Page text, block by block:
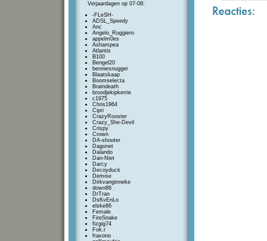
Verjaardagen op 07-08:
-FLeSH-
ADSL_Speedy
Anc
Angelo_Ruggiero
appelm0es
Ashampea
Atlantis
B100
Bengel20
benniesnugger
Blaatskaap
Boomselecta
Braindeath
broodjekipkerrie
c1975
Chris1964
Cipri
CrazyRooster
Crazy_She-Devil
Crispy
Crown
DA-shooter
Dagonet
Dalando
Dan-Niet
Darcy
Decoyduck
Demise
Dirkvanginneke
down86
DrTran
DsKvEnLo
elske86
Female
FireSnake
fizgig74
Fok.r
fraxono